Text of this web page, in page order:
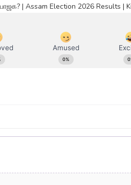
| Assam Election 2026 Results |